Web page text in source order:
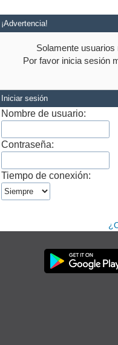
¡Advertencia!
Solamente
Por favor inicia sesión
Iniciar sesión
Nombre de usuario:
Contraseña:
Tiempo de conexión: